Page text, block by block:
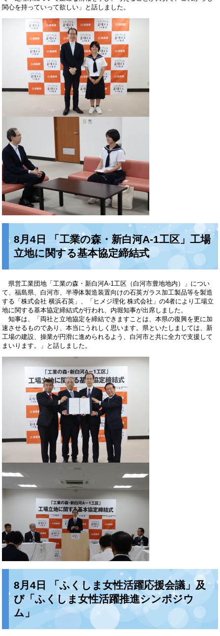
関心を持っていって欲しい」と話しました。
8月4日 「工業の森・新白河A-1工区」工場
立地に関する基本協定締結式
県営工業団地「工業の森・新白河A-1工区（白河市豊地地内）」につい
て、福島県、白河市、半導体製造装置向けの石英ガラス加工製品等を製造
する「株式会社 横浜石英」、「ヒメジ理化 株式会社」の4者により工場立
地に関する基本協定締結式が行われ、内堀知事が出席しました。
知事は、「両社と立地協定を締結できますことは、本県の復興を更に加
速させるものであり、本当にうれしく思います。県といたしましては、新
工場の建設、操業が円滑に進められるよう、白河市と共に全力で支援して
まいります。」と話しました。
8月4日 「ふくしま女性活躍応援会議」及
び「ふくしま女性活躍推進シンポジウ
ム」